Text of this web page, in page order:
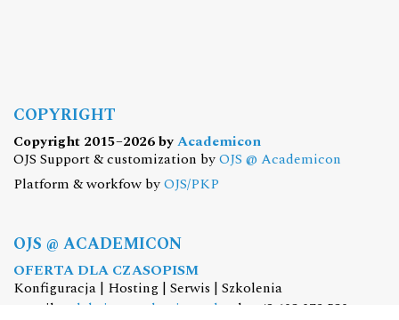
COPYRIGHT
Copyright 2015–2026 byAcademicon
OJS Support & customization byOJS @ Academicon
Platform & workfow byOJS/PKP
OJS @ ACADEMICON
OFERTA DLA CZASOPISM
Konfiguracja | Hosting | Serwis | Szkolenia
e-mail:
redakcja@academicon.pl , tel.: +48 603 072 530